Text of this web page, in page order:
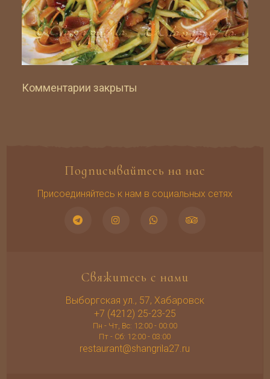
Комментарии закрыты
Подписывайтесь на нас
Присоединяйтесь к нам в социальных сетях
Свяжитесь с нами
Выборгская ул., 57, Хабаровск
+7 (4212) 25-23-25
Пн - Чт, Вс: 12:00 - 00:00
Пт - Сб: 12:00 - 03:00
restaurant@shangrila27.ru